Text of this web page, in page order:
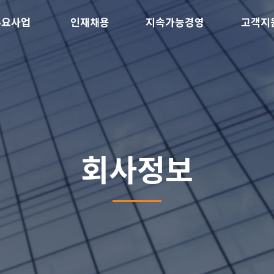
사업 인재채용 지속가능경영 고객지
회사정보